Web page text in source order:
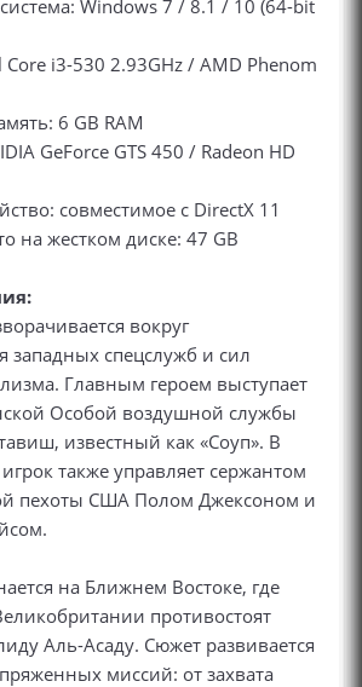
Windows 7 / 8.1 / 10 (64-bit
Core i3-530 2.93GHz / AMD Phenom
6 GB RAM
GeForce GTS 450 / Radeon HD
совместимое с DirectX 11
на жестком диске: 47 GB
вокруг
западных спецслужб и сил
Главным героем выступает
Особой воздушной службы
известный как «Соуп». В
также управляет сержантом
пехоты США Полом Джексоном и
на Ближнем Востоке, где
противостоят
Аль-Асаду. Сюжет развивается
миссий: от захвата